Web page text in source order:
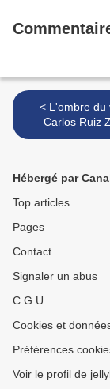
< L'ombre du vent de
Carlos Ruiz
Hébergé par
Top articles
Pages
Contact
Signaler un abus
C.G.U.
Cookies et
Préférences
Voir le profil de